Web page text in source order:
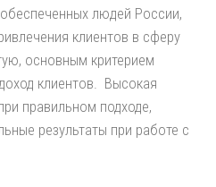
людей России,
клиентов в сферу
основным критерием
клиентов. Высокая
правильном подходе,
результаты при работе с